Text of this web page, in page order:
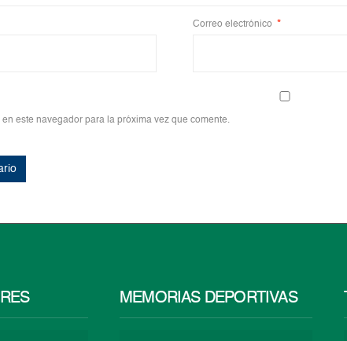
Correo electrónico *
este navegador para la próxima vez que comente.
MEMORIAS DEPORTIVAS